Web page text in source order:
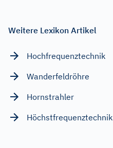
Weitere Lexikon Artikel
Hochfrequenztechnik
Wanderfeldröhre
Hornstrahler
Höchstfrequenztechnik